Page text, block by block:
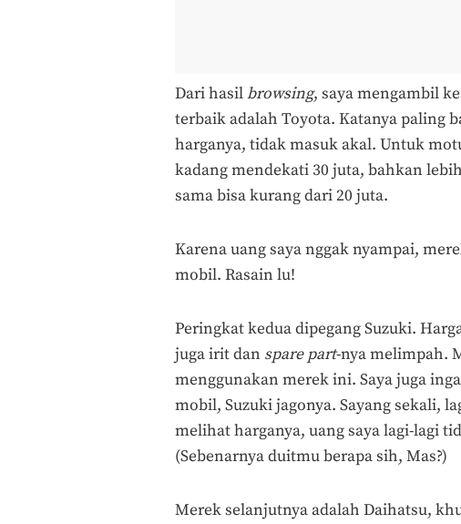
Dari hasilbrowsing, saya mengambil
terbaik adalah Toyota. Katanya paling
harganya, tidak masuk akal. Untuk
kadang mendekati 30 juta, bahkan
sama bisa kurang dari 20 juta.
Karena uang saya nggak nyampai,
mobil. Rasain lu!
Peringkat kedua dipegang Suzuki.
juga irit dan spare part-nya melimpah.
menggunakan merek ini. Saya juga
mobil, Suzuki jagonya. Sayang sekali,
melihat harganya, uang saya lagi-lagi
(Sebenarnya duitmu berapa sih, Mas?)
Merek selanjutnya adalah Daihatsu,